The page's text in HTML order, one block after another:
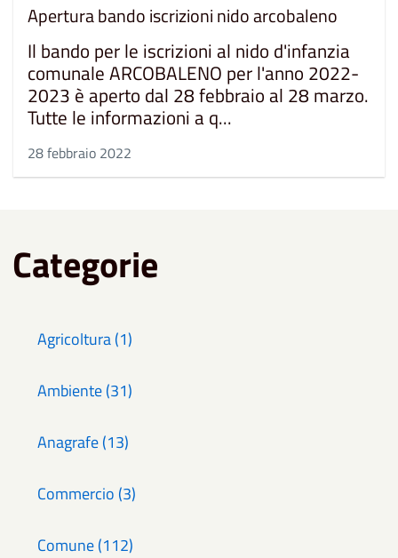
Apertura bando iscrizioni nido arcobaleno
Il bando per le iscrizioni al nido d'infanzia
comunale ARCOBALENO per l'anno 2022-
2023 è aperto dal 28 febbraio al 28 marzo.
Tutte le informazioni a q...
28 febbraio 2022
Categorie
Agricoltura (1)
Ambiente (31)
Anagrafe (13)
Commercio (3)
Comune (112)